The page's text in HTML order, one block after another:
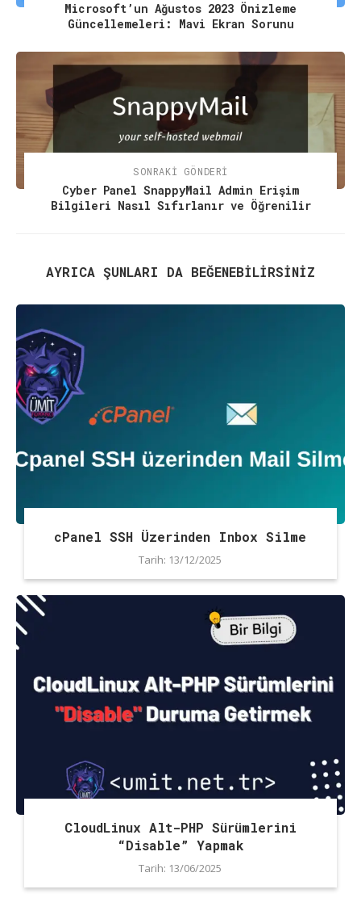
Microsoft’un Ağustos 2023 Önizleme
Güncellemeleri: Mavi Ekran Sorunu
SONRAKI GÖNDERI
Cyber Panel SnappyMail Admin Erişim
Bilgileri Nasıl Sıfırlanır ve Öğrenilir
AYRICA ŞUNLARI DA BEĞENEBILIRSINIZ
cPanel SSH Üzerinden Inbox Silme
Tarih: 13/12/2025
CloudLinux Alt-PHP Sürümlerini
“Disable” Yapmak
Tarih: 13/06/2025